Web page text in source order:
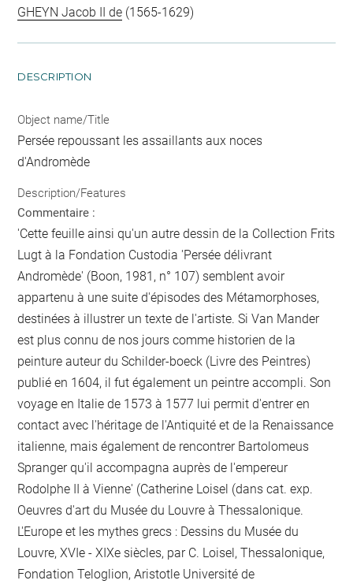
GHEYN Jacob II de (1565-1629)
DESCRIPTION
Object name/Title
Persée repoussant les assaillants aux noces
d'Andromède
Description/Features
Commentaire :
'Cette feuille ainsi qu'un autre dessin de la Collection Frits
Lugt à la Fondation Custodia 'Persée délivrant
Andromède' (Boon, 1981, n° 107) semblent avoir
appartenu à une suite d'épisodes des Métamorphoses,
destinées à illustrer un texte de l'artiste. Si Van Mander
est plus connu de nos jours comme historien de la
peinture auteur du Schilder-boeck (Livre des Peintres)
publié en 1604, il fut également un peintre accompli. Son
voyage en Italie de 1573 à 1577 lui permit d'entrer en
contact avec l'héritage de l'Antiquité et de la Renaissance
italienne, mais également de rencontrer Bartolomeus
Spranger qu'il accompagna auprès de l'empereur
Rodolphe II à Vienne' (Catherine Loisel (dans cat. exp.
Oeuvres d'art du Musée du Louvre à Thessalonique.
L'Europe et les mythes grecs : Dessins du Musée du
Louvre, XVIe - XIXe siècles, par C. Loisel, Thessalonique,
Fondation Teloglion, Aristotle Université de